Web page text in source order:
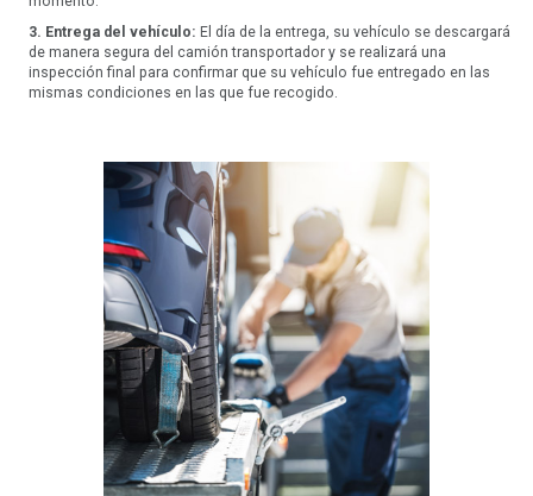
3. Entrega del vehículo: El día de la entrega, su vehículo se descargará
de manera segura del camión transportador y se realizará una
inspección final para confirmar que su vehículo fue entregado en las
mismas condiciones en las que fue recogido.